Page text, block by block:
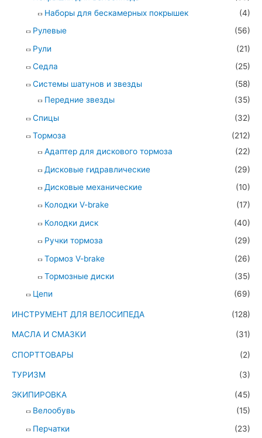
Наборы для бескамерных покрышек
(4)
Рулевые
(56)
Рули
(21)
Седла
(25)
Системы шатунов и звезды
(58)
Передние звезды
(35)
Спицы
(32)
Тормоза
(212)
Адаптер для дискового тормоза
(22)
Дисковые гидравлические
(29)
Дисковые механические
(10)
Колодки V-brake
(17)
Колодки диск
(40)
Ручки тормоза
(29)
Тормоз V-brake
(26)
Тормозные диски
(35)
Цепи
(69)
ИНСТРУМЕНТ ДЛЯ ВЕЛОСИПЕДА (128)
МАСЛА И СМАЗКИ (31)
СПОРТТОВАРЫ (2)
ТУРИЗМ (3)
ЭКИПИРОВКА
(45)
Велообувь
(15)
Перчатки
(23)